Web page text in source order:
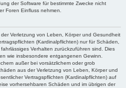
der Software für bestimmte Zwecke nicht
Foren Einfluss nehmen.
Verletzung von Leben, Körper und Gesundheit
(Kardinalpflichten) nur für Schäden,
Verhalten zurückzuführen sind. Dies
wie insbesondere entgangenen Gewinn.
außer bei vorsätzlichem oder grob
aus der Verletzung von Leben, Körper und
Vertragspflichten (Kardinalpflichten) auf
vorhersehbaren Schäden und im übrigen der